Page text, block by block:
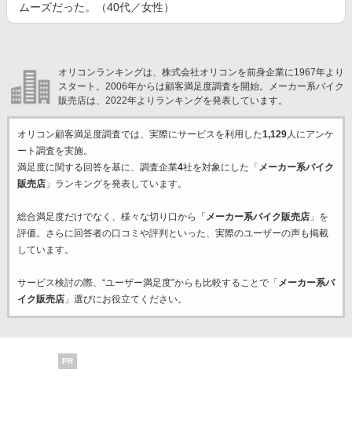
ムーズだった。（40代／女性）
オリコンランキングは、株式会社オリコンを前身企業に1967年より
スタート。2006年からは顧客満足度調査を開始。メーカー系バイク
販売店は、2022年よりランキングを発表しています。
オリコン顧客満足度調査では、実際にサービスを利用した1,129人にアンケ
ート調査を実施。
満足度に関する回答を基に、調査企業4社を対象にした「 メーカー系バイク
販売店」ランキングを発表しています。
総合満足度だけでなく、様々な切り口から「 メーカー系バイク販売店」を
評価。さらに回答者の口コミや評判といった、実際のユーザーの声も掲載
しています。
サービス検討の際、“ユーザー満足度”からも比較することで「 メーカー系バ
イク販売店」選びにお役立てください。
PR